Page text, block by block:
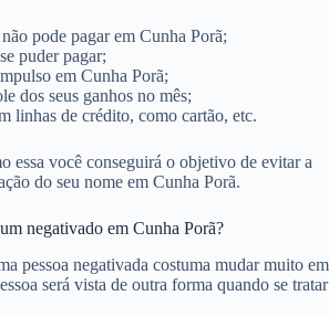
pode pagar em Cunha Porã;
puder pagar;
em Cunha Porã;
dos seus ganhos no mês;
linhas de crédito, como cartão, etc.
essa você conseguirá o objetivo de evitar a
do seu nome em Cunha Porã.
negativado em Cunha Porã?
pessoa negativada costuma mudar muito em
será vista de outra forma quando se tratar